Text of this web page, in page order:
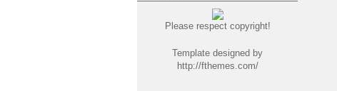
Please respect copyright!
Template designed by
http://fthemes.com/